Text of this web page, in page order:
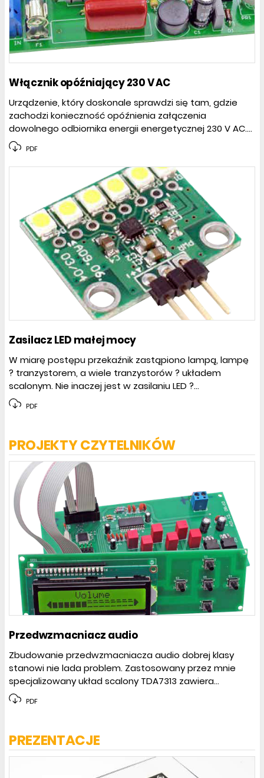
Włącznik opóźniający 230 V AC
Urządzenie, który doskonale sprawdzi się tam, gdzie
zachodzi konieczność opóźnienia załączenia
dowolnego odbiornika energii energetycznej 230 V AC....
PDF
Zasilacz LED małej mocy
W miarę postępu przekaźnik zastąpiono lampą, lampę
? tranzystorem, a wiele tranzystorów ? układem
scalonym. Nie inaczej jest w zasilaniu LED ?...
PDF
PROJEKTY CZYTELNIKÓW
Przedwzmacniacz audio
Zbudowanie przedwzmacniacza audio dobrej klasy
stanowi nie lada problem. Zastosowany przez mnie
specjalizowany układ scalony TDA7313 zawiera...
PDF
PREZENTACJE